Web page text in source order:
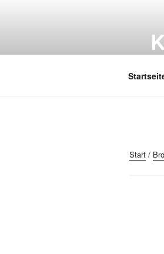
Start /